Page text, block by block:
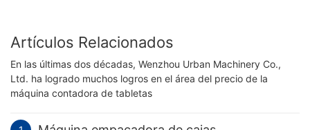
Artículos Relacionados
En las últimas dos décadas, Wenzhou Urban Machinery Co.,
Ltd. ha logrado muchos logros en el área del precio de la
máquina contadora de tabletas